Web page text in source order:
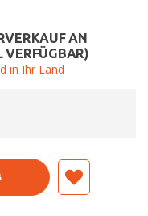
AN
VERFÜGBAR)
in Ihr Land